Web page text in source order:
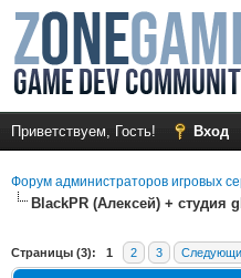
Приветствуем, Гость! Вход
Форум администраторов игровых
BlackPR (Алексей) + студия
Страницы (3): 1 2 3